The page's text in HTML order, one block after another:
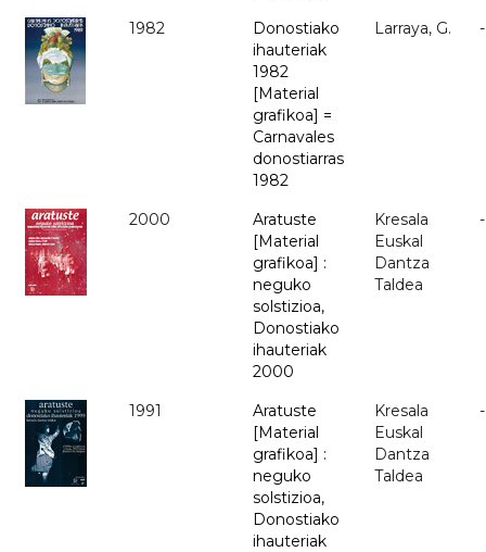
1982
Donostiako
ihauteriak
1982
[Material
grafikoa] =
Carnavales
donostiarras
1982
Larraya, G. -
2000
Aratuste
[Material
grafikoa] :
neguko
solstizioa,
Donostiako
ihauteriak
2000
Kresala
Euskal
Dantza
Taldea
-
1991
Aratuste
[Material
grafikoa] :
neguko
solstizioa,
Donostiako
ihauteriak
Kresala
Euskal
Dantza
Taldea
-